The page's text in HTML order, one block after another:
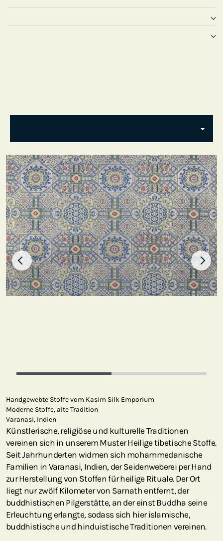
Handgewebte Stoffe vom Kasim Silk Emporium
Moderne Stoffe, alte Tradition
Varanasi, Indien
Künstlerische, religiöse und kulturelle Traditionen
vereinen sich in unserem Muster Heilige tibetische Stoffe.
Seit Jahrhunderten widmen sich mohammedanische
Familien in Varanasi, Indien, der Seidenweberei per Hand
zur Herstellung von Stoffen für heilige Rituale. Der Ort
liegt nur zwölf Kilometer von Sarnath entfernt, der
buddhistischen Pilgerstätte, an der einst Buddha seine
Erleuchtung erlangte, sodass sich hier islamische,
buddhistische und hinduistische Traditionen vereinen.